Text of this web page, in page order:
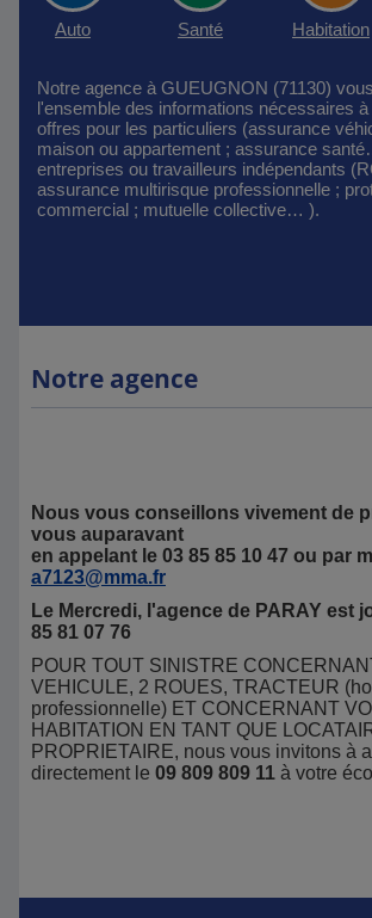
Auto Santé Habitation
Notre agence à GUEUGNON (71130)
l'ensemble des informations nécessaires
offres pour les particuliers (assurance
maison ou appartement ; assurance
entreprises ou travailleurs indépendants
assurance multirisque professionnelle ;
commercial ; mutuelle collective… ).
Notre agence
Nous vous conseillons vivement de
vous auparavant
en appelant le 03 85 85 10 47 ou par
a7123@mma.fr
Le Mercredi, l'agence de PARAY est
85 81 07 76
POUR TOUT SINISTRE
VEHICULE, 2 ROUES, TRACTEUR
professionnelle) ET CONCERNANT
HABITATION EN TANT QUE
PROPRIETAIRE, nous vous invitons à
directement le 09 809 809 11 à votre